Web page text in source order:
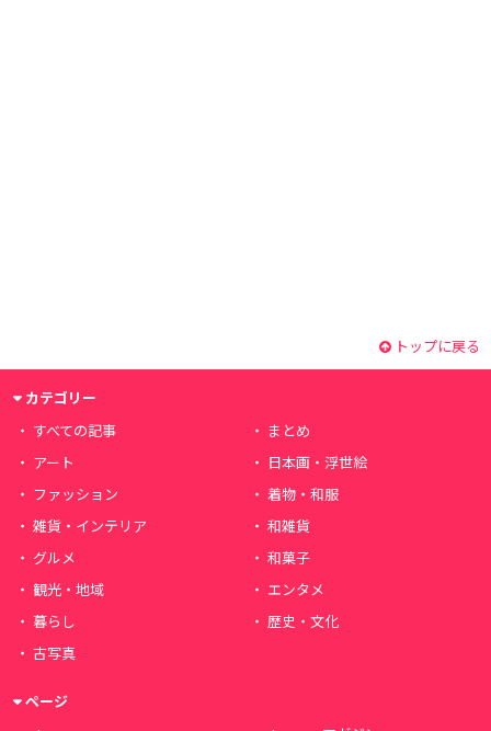
トップに戻る
カテゴリー
すべての記事
まとめ
アート
日本画・浮世絵
ファッション
着物・和服
雑貨・インテリア
和雑貨
グルメ
和菓子
観光・地域
エンタメ
暮らし
歴史・文化
古写真
ページ